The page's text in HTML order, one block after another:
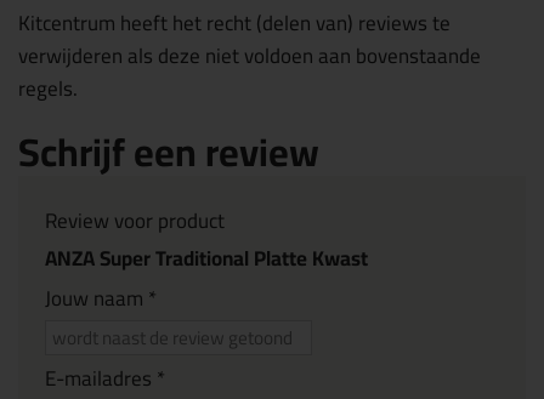
Kitcentrum heeft het recht (delen van) reviews te
verwijderen als deze niet voldoen aan bovenstaande
regels.
Schrijf een review
Review voor product
ANZA Super Traditional Platte Kwast
Jouw naam *
E-mailadres *